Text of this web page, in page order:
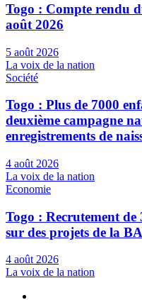
Togo : Compte rendu
août 2026
5 août 2026
La voix de la nation
Société
Togo : Plus de 7000
deuxième campagne
enregistrements de
4 août 2026
La voix de la nation
Economie
Togo : Recrutement de
sur des projets de la
4 août 2026
La voix de la nation